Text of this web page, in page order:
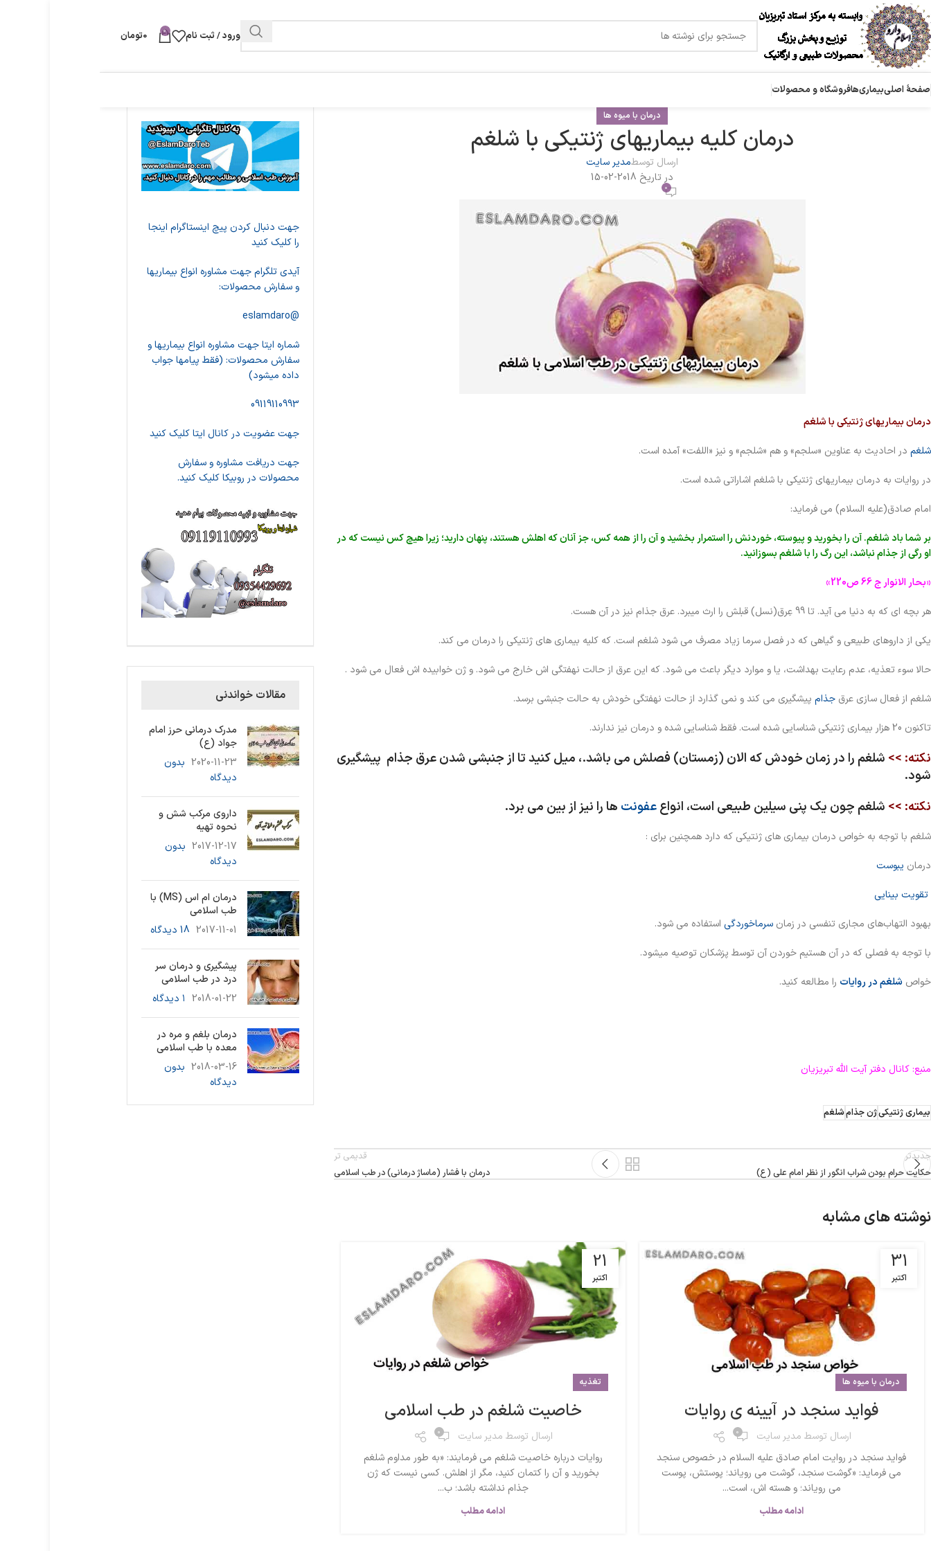
ورود / ثبت نام 0
0تومان
صفحۀ اصلیبیماری‌هافروشگاه و محصولات
درمان با میوه ها
درمان کلیه بیماریهای ژنتیکی با شلغم
ارسال توسطمدیر سایت
در تاریخ 2018-02-15
0
درمانبیماریهای ژنتیکی با شلغم
شلغم در احادیث به عناوین «سلجم» و هم «شلجم» و نیز «اللفت» آمده است.
در روایات به درمان بیماریهای ژنتیکی با شلغم اشاراتی شده است.
امام صادق(عليه السلام) می فرماید:
بر شما باد شلغم. آن را بخورید و پیوسته، خوردنش را استمرار بخشید و آن را از همه کس، جز آنان که اهلش هستند، پنهان دارید؛ زیرا هیچ کس نیست که در
او رگی از جذام نباشد، این رگ را با شلغم بسوزانید.
«بحار الانوار ج 66 ص220»
هر بچه اي که به دنيا مي آيد. تا 99 عِرق(نسل) قبلش را ارث ميبرد. عرق جذام نیز در آن هست.
یکی از داروهای طبیعی و گیاهی که در فصل سرما زیاد مصرف می شود شلغم است. که کلیه بیماری های ژنتیکی را درمان می کند.
حالا سوء تعذيه، عدم رعايت بهداشت، يا و موارد ديگر باعث مي شود. که اين عرق از حالت نهفتگي اش خارج مي شود. و ژن خوابيده اش فعال می شود .
شلغم از فعال سازي عرق جذام پيشگيري مي کند و نمي گذارد از حالت نهفتگي خودش به حالت جنبشي برسد.
تاکنون 20 هزار بيماری ژنتيکی شناسايي شده است. فقط شناسايي شده و درمان نیز ندارند.
نکته: >> شلغم را در زمان خودش که الان (زمستان) فصلش می باشد.، میل کنید تا از جنبشي شدن عرق جذام پیشگیری
شود.
نکته: >> شلغم چون يک پني سيلين طبيعي است، انواععفونت ها را نیز از بین می برد.
شلغم با توجه به خواص درمان بیماری های ژنتیکی که دارد همچنین برای :
درمان یبوست
تقویت بینایی
بهبود التهاب‌های مجاری تنفسی در زمان سرماخوردگی استفاده می شود.
با توجه به فصلی که در آن هستیم خوردن آن توسط پزشکان توصیه میشود.
خواص شلغم در روایات را مطالعه کنید.
منبع: کانال دفتر آیت الله تبریزیان
بيماری ژنتيکیژن جذامشلغم
جدیدتر
حکایت حرام بودن شراب انگور از نظر امام علی (ع)
قدیمی تر
درمان با فشار (ماساژ درمانی) در طب اسلامی
نوشته های مشابه
31
اکتبر
درمان با میوه ها
فواید سنجد در آیینه ی روایات
ارسال توسط مدیر سایت 0
فواید سنجد در روایت امام صادق علیه السلام در خصوص سنجد
می فرماید: «گوشت سنجد، گوشت می رویاند؛ پوستش، پوست
می رویاند؛ و هسته اش، است...
ادامه مطلب
21
اکتبر
تغذیه
خاصیت شلغم در طب اسلامی
ارسال توسط مدیر سایت 0
روایات درباره خاصیت شلغم می فرمایند: «به طور مداوم شلغم
بخورید و آن را کتمان کنید، مگر از اهلش. کسی نیست که ژن
جذام نداشته باشد؛ ب...
ادامه مطلب
جهت دنبال کردن پیچ اینستاگرام اینجا
را کلیک کنید
آیدی تلگرام جهت مشاوره انواع بیماریها
و سفارش محصولات:
@eslamdaro
شماره ایتا جهت مشاوره انواع بیماریها و
سفارش محصولات: (فقط پیامها جواب
داده میشود)
09119110993
جهت عضویت در کانال ایتا کلیک کنید
جهت دریافت مشاوره و سفارش
محصولات در روبیکا کلیک کنید.
مقالات خواندنی
مدرک درمانی حرز امام
جواد (ع)
2020-11-23 بدون
دیدگاه
داروی مرکب شش و
نحوه تهیه
2017-12-17 بدون
دیدگاه
درمان ام اس (MS) با
طب اسلامی
2017-11-01 18 دیدگاه
پیشگیری و درمان سر
درد در طب اسلامی
2018-01-22 ۱ دیدگاه
درمان بلغم و مره در
معده با طب اسلامی
2018-03-16 بدون
دیدگاه